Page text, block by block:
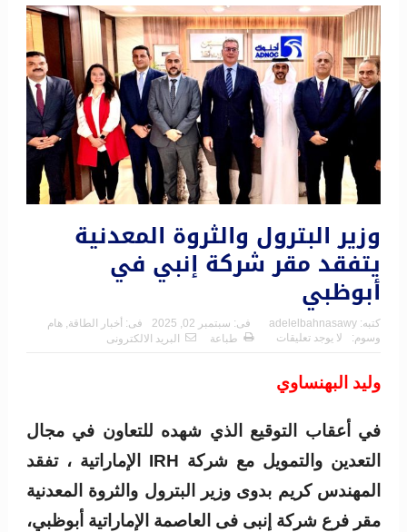
وزير البترول والثروة المعدنية
يتفقد مقر شركة إنبي في
أبوظبي
كتبه: adelelbahnasawy فى: سبتمبر 02, 2025 فى: أخبار الطاقة, هام
وسوم:
لا يوجد تعليقات طباعة البريد الالكترونى
وليد البهنساوي
في أعقاب التوقيع الذي شهده للتعاون في مجال
التعدين والتمويل مع شركة IRH الإماراتية ، تفقد
المهندس كريم بدوى وزير البترول والثروة المعدنية
مقر فرع شركة إنبى فى العاصمة الإماراتية أبوظبي،